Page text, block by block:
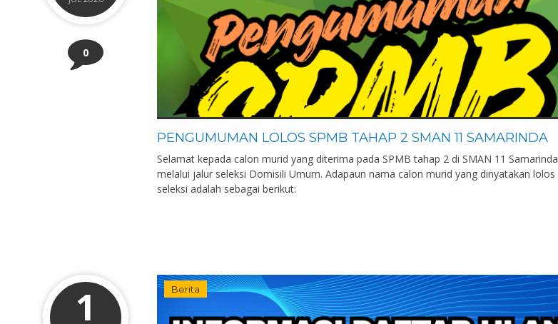
0
PENGUMUMAN LOLOS SPMB TAHAP 2 SMAN 11 SAMARINDA
Selamat kepada calon murid yang diterima pada SPMB tahap 2 di SMAN 11 Samarinda
melalui jalur seleksi Domisili Umum. Adapaun nama calon murid yang dinyatakan lolos
seleksi adalah sebagai berikut:
1 Berita